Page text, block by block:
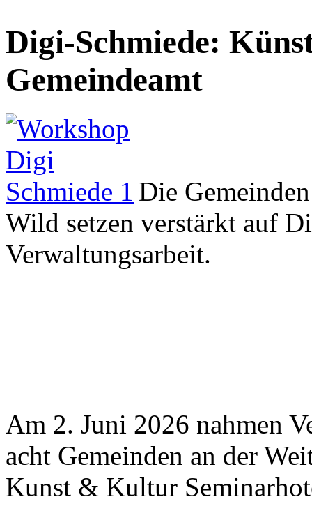
Digi-Schmiede:
Gemeindeamt
Die
Wild setzen verstärkt auf
Verwaltungsarbeit.
Am 2. Juni 2026 nahmen
acht Gemeinden an der
Kunst & Kultur